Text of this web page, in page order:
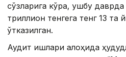
сўзларига кўра, ушбу
триллион тенгега тенг 13 та
ўтказилган.
Аудит ишлари алоҳида